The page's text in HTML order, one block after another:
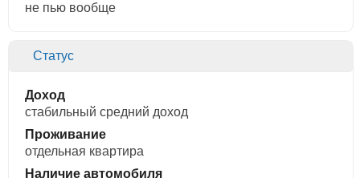
не пью вообще
Статус
Доход
стабильный средний доход
Проживание
отдельная квартира
Наличие автомобиля